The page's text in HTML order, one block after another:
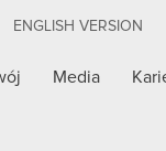
ENGLISH VERSION
Media